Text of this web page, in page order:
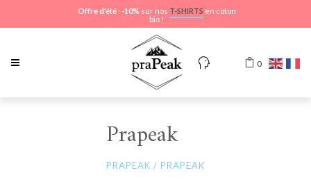
Offre d'été : -10% sur nos T-SHIRTS en coton
bio !
0
Prapeak
PRAPEAK / PRAPEAK